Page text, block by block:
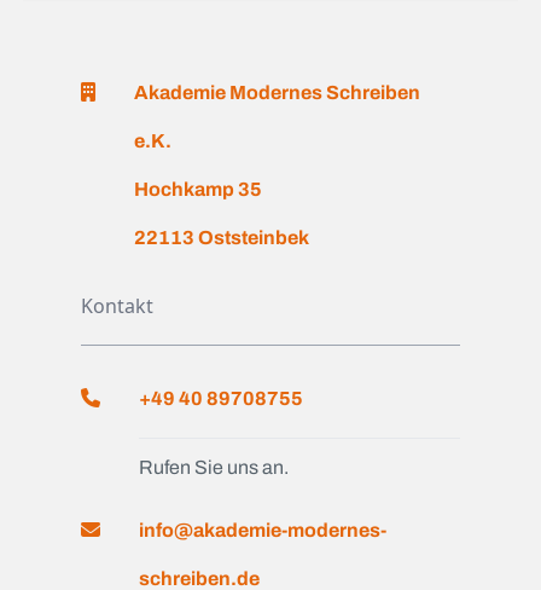
Akademie Modernes Schreiben
e.K.
Hochkamp 35
22113 Oststeinbek
Kontakt
+49 40 89708755
Rufen Sie uns an.
info@akademie-modernes-
schreiben.de